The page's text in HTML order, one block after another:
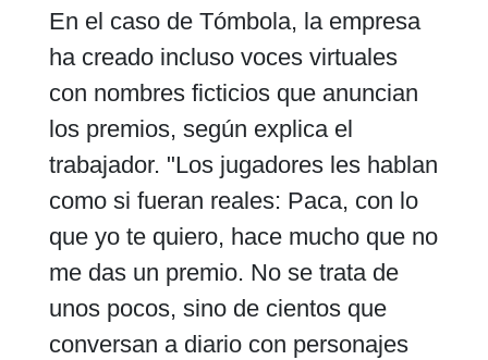
En el caso de Tómbola, la empresa
ha creado incluso voces virtuales
con nombres ficticios que anuncian
los premios, según explica el
trabajador. "Los jugadores les hablan
como si fueran reales: Paca, con lo
que yo te quiero, hace mucho que no
me das un premio. No se trata de
unos pocos, sino de cientos que
conversan a diario con personajes